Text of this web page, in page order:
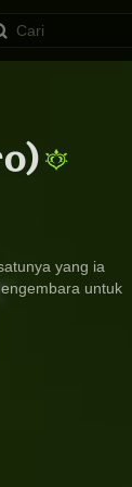
yang ia
untuk